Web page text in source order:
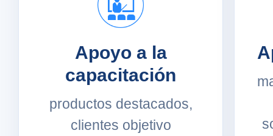
Apoyo a la
capacitación
productos destacados,
clientes objetivo